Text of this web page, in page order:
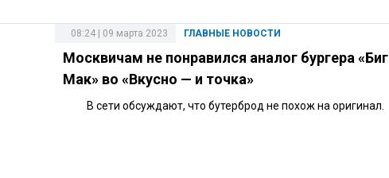
ГЛАВНЫЕ НОВОСТИ
08:24 | 09 марта 2023
Москвичам не понравился аналог бургера «Биг
Мак» во «Вкусно — и точка»
В сети обсуждают, что бутерброд не похож на оригинал.